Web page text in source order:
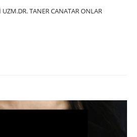
UZM.DR. TANER CANATAR ONLAR